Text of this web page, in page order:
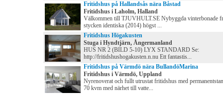
Fritidshus på Hallandsås nära Båstad
Fritidshus i Laholm, Halland
Välkommen till TJUVHULT.SE Nybyggda vinterbonade
stycken identiska (2014) högst ...
Fritidshus Högakusten
Stuga i Hyndtjärn, Ångermanland
HUS NR 2 (BILD 5-10) LYX STANDARD Se:
http://fritidshushogakusten.n.nu Ett fantastis...
Fritidshus på Värmdö nära BullandöMarina
Fritidshus i Värmdö, Uppland
Nyrenoverat och fullt utrustat fritidshus med
70 kvm med närhet till vatte...